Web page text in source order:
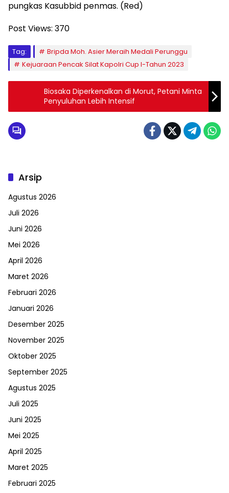
pungkas Kasubbid penmas. (Red)
Post Views: 370
Tag:
Bripda Moh. Asier Meraih Medali Perunggu
Kejuaraan Pencak Silat Kapolri Cup I-Tahun 2023
Biosaka Diperkenalkan di Morut, Petani Minta
Penyuluhan Lebih Intensif
Arsip
Agustus 2026
Juli 2026
Juni 2026
Mei 2026
April 2026
Maret 2026
Februari 2026
Januari 2026
Desember 2025
November 2025
Oktober 2025
September 2025
Agustus 2025
Juli 2025
Juni 2025
Mei 2025
April 2025
Maret 2025
Februari 2025